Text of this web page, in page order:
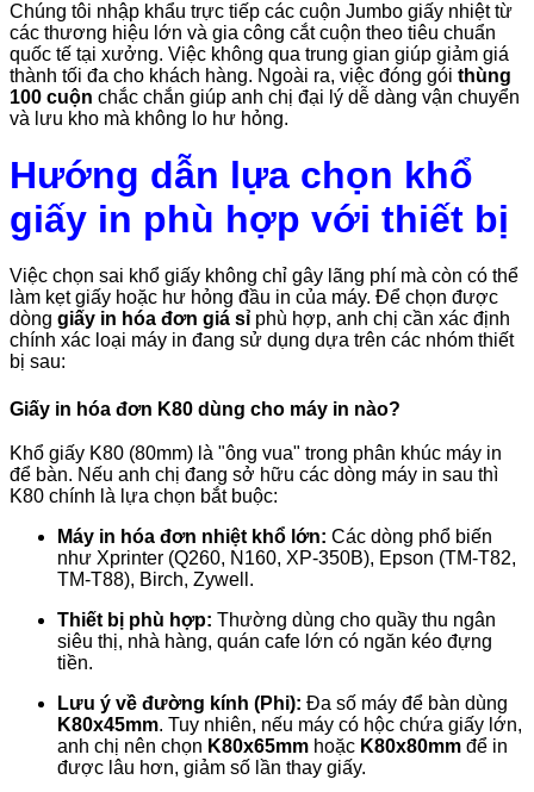
Chúng tôi nhập khẩu trực tiếp các cuộn Jumbo giấy nhiệt từ
các thương hiệu lớn và gia công cắt cuộn theo tiêu chuẩn
quốc tế tại xưởng. Việc không qua trung gian giúp giảm giá
thành tối đa cho khách hàng. Ngoài ra, việc đóng gói thùng
100 cuộn chắc chắn giúp anh chị đại lý dễ dàng vận chuyển
và lưu kho mà không lo hư hỏng.
Hướng dẫn lựa chọn khổ
giấy in phù hợp với thiết bị
Việc chọn sai khổ giấy không chỉ gây lãng phí mà còn có thể
làm kẹt giấy hoặc hư hỏng đầu in của máy. Để chọn được
dòng giấy in hóa đơn giá sỉ phù hợp, anh chị cần xác định
chính xác loại máy in đang sử dụng dựa trên các nhóm thiết
bị sau:
Giấy in hóa đơn K80 dùng cho máy in nào?
Khổ giấy K80 (80mm) là "ông vua" trong phân khúc máy in
để bàn. Nếu anh chị đang sở hữu các dòng máy in sau thì
K80 chính là lựa chọn bắt buộc:
Máy in hóa đơn nhiệt khổ lớn: Các dòng phổ biến
như Xprinter (Q260, N160, XP-350B), Epson (TM-T82,
TM-T88), Birch, Zywell.
Thiết bị phù hợp: Thường dùng cho quầy thu ngân
siêu thị, nhà hàng, quán cafe lớn có ngăn kéo đựng
tiền.
Lưu ý về đường kính (Phi): Đa số máy để bàn dùng
K80x45mm. Tuy nhiên, nếu máy có hộc chứa giấy lớn,
anh chị nên chọn K80x65mm hoặc K80x80mm để in
được lâu hơn, giảm số lần thay giấy.